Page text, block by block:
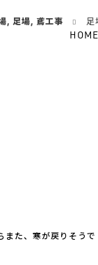
HOME
, 足場, 鳶工事 足
また、寒が戻りそう